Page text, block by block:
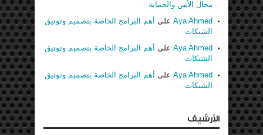
مجال الأمن والحماية
Aya Ahmed على أهم البرامج الخاصة بتصميم وتوثيق
الشبكات
Aya Ahmed على أهم البرامج الخاصة بتصميم وتوثيق
الشبكات
Aya Ahmed على أهم البرامج الخاصة بتصميم وتوثيق
الشبكات
الأرشيف